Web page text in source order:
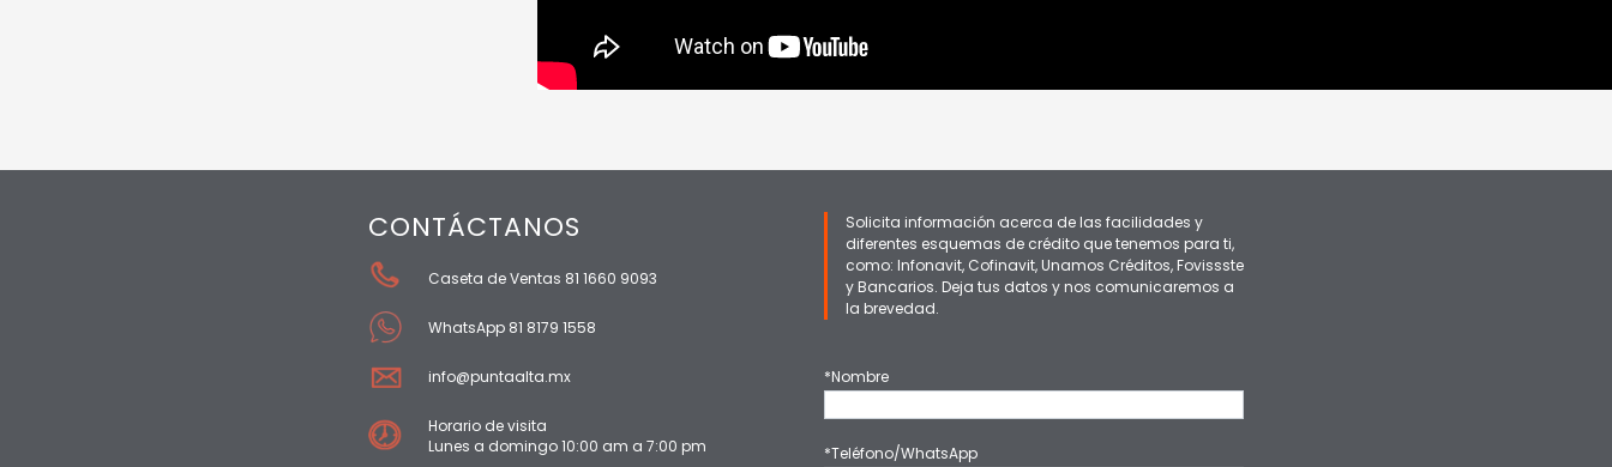
CONTÁCTANOS
Caseta de Ventas 81 1660 9093
WhatsApp 81 8179 1558
info@puntaalta.mx
Horario de visita
Lunes a domingo 10:00 am a 7:00 pm
Solicita información acerca de las facilidades y
diferentes esquemas de crédito que tenemos para ti,
como: Infonavit, Cofinavit, Unamos Créditos, Fovissste
y Bancarios. Deja tus datos y nos comunicaremos a
la brevedad.
*Nombre
*Teléfono/WhatsApp